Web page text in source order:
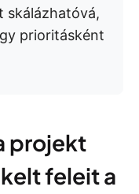
skálázhatóvá,
prioritásként
projekt
feleit a